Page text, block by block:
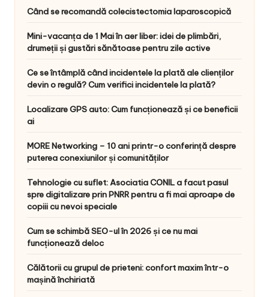
Când se recomandă colecistectomia laparoscopică
Mini-vacanța de 1 Mai în aer liber: idei de plimbări,
drumeții și gustări sănătoase pentru zile active
Ce se întâmplă când incidentele la plată ale clienților
devin o regulă? Cum verifici incidentele la plată?
Localizare GPS auto: Cum funcționează și ce beneficii
ai
MORE Networking – 10 ani printr-o conferință despre
puterea conexiunilor și comunităților
Tehnologie cu suflet: Asociatia CONIL a facut pasul
spre digitalizare prin PNRR pentru a fi mai aproape de
copiii cu nevoi speciale
Cum se schimbă SEO-ul în 2026 și ce nu mai
funcționează deloc
Călătorii cu grupul de prieteni: confort maxim într-o
mașină închiriată